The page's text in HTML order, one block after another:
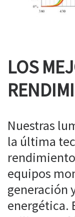
LOS
Nuestras
la última
equipos
generación
energética.